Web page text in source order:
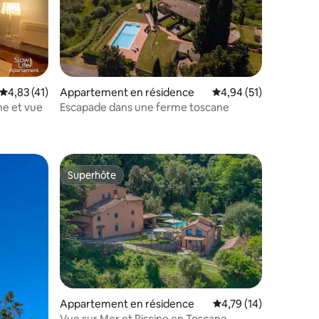
: 5 sur 5
Évaluation moyenne sur la base de 41 commentaires : 4,83 sur 5
4,83 (41)
et vue
Appartement en résidence Évaluation moyenne
4,94 (51)
Escapade dans une ferme toscane
appréciés Superhôte
Superhôte
Appartement en résidence Évaluation moyenne
4,79 (14)